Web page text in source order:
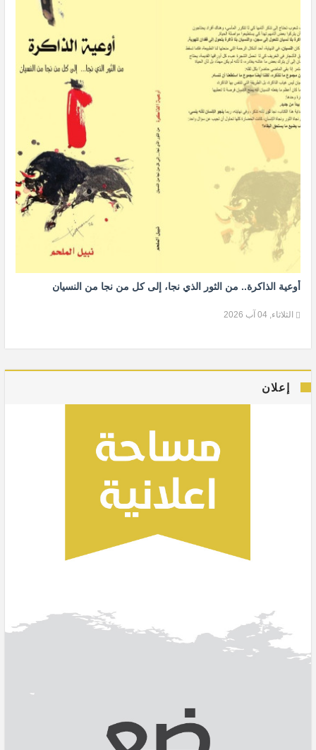
أوعية الذاكرة.. من الثور الذي نجا، إلى كل من نجا من النسيان
الثلاثاء, 04 آب 2026
إعلان